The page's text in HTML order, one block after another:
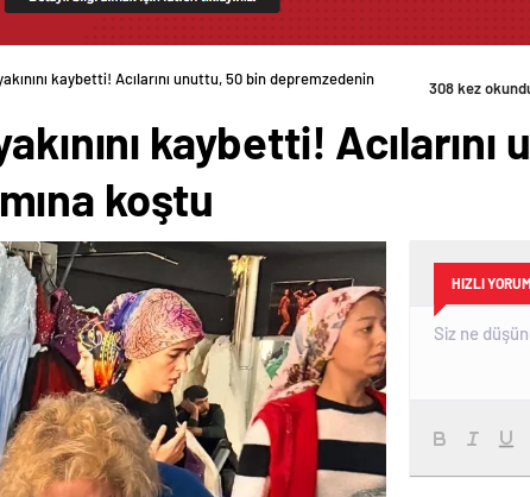
kaybetti! Acılarını unuttu, 50 bin depremzedenin
308 kez
kaybetti! Acılarını
koştu
HIZLI